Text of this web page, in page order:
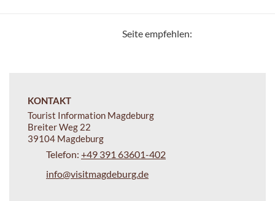
Seite empfehlen:
KONTAKT
Tourist Information Magdeburg
Breiter Weg 22
39104 Magdeburg
Telefon: +49 391 63601-402
info@visitmagdeburg.de